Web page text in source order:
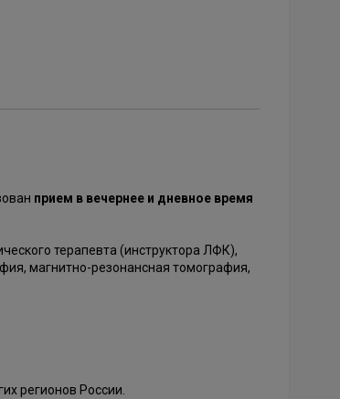
прием в вечернее и дневное время
терапевта (инструктора ЛФК),
магнитно-резонансная томография,
регионов России.